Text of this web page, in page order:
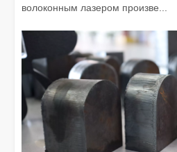
Наши международные партнеры
волоконным лазером произве...